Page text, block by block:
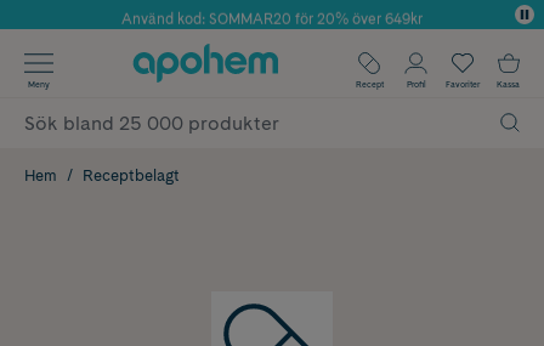
Årets Butik 2025 inom Skönhet
Använd kod: SOMMAR20 för 20% över 649kr
✓ Fri frakt
✓ Poäng på alla köp*
Meny Recept Profil Favoriter Kassa
Hem Receptbelagt